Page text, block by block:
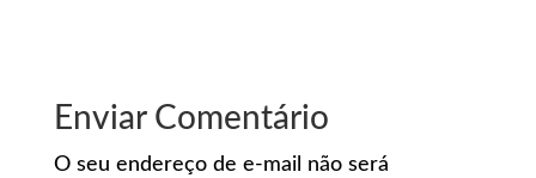
Enviar Comentário
O seu endereço de e-mail não será